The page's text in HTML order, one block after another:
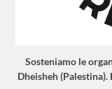
Sosteniamo le
Dheisheh